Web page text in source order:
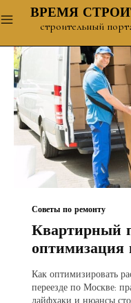
ВРЕМЯ
строительный
Советы по ремонту
Квартирный
оптимизация
Как оптимизировать
переезде по Москве:
лайфхаки и нюансы